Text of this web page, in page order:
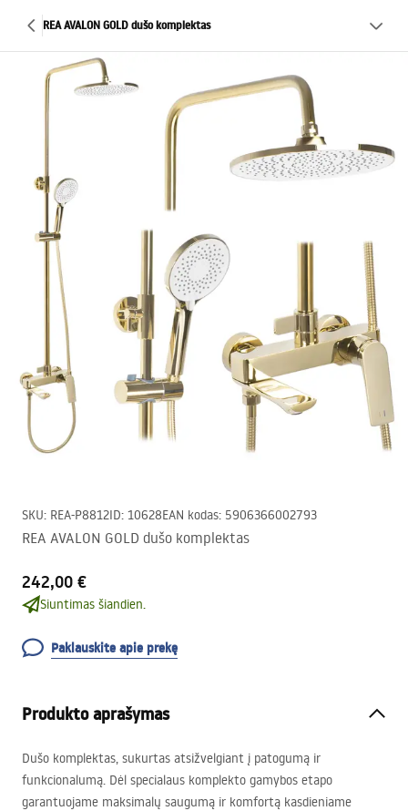
REA AVALON GOLD dušo komplektas
SKU: REA-P8812ID: 10628EAN kodas: 5906366002793
REA AVALON GOLD dušo komplektas
242,00 €
Siuntimas šiandien.
Paklauskite apie prekę
Produkto aprašymas
Dušo komplektas, sukurtas atsižvelgiant į patogumą ir
funkcionalumą. Dėl specialaus komplekto gamybos etapo
garantuojame maksimalų saugumą ir komfortą kasdieniame